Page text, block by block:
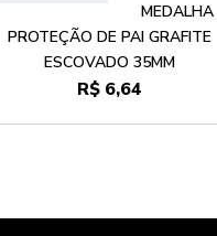
MEDALHA
PROTEÇÃO DE PAI GRAFITE
ESCOVADO 35MM
R$ 6,64